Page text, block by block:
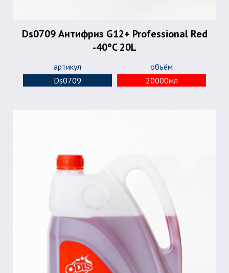
Ds0709 Антифриз G12+ Professional Red
-40°C 20L
артикул
объём
Ds0709
20000мл